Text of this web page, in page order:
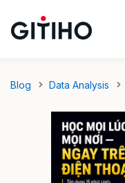
Blog Data Analysis